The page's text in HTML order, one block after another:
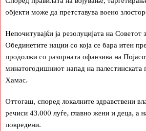
објекти може да претставува воено
Непочитувајќи ја резолуцијата на Советот
Обединетите нации со која се бара итен
продолжи со разорната офанзива на
минатогодишниот напад на палестинската
Хамас.
Оттогаш, според локалните здравствени
речиси 43.000 луѓе, главно жени и деца, а
повредени.